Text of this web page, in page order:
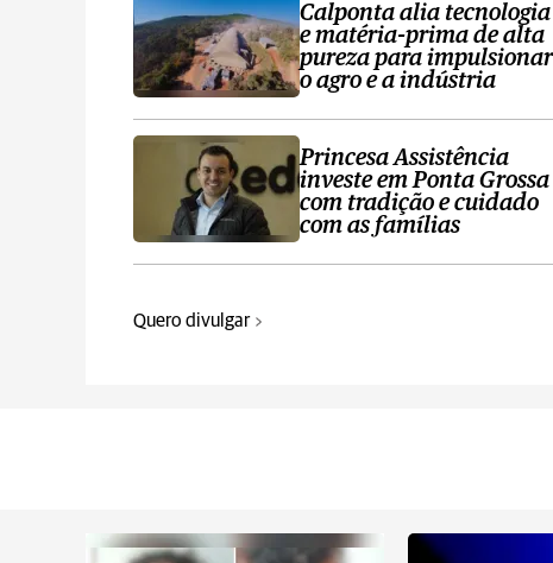
Calponta alia tecnologia
e matéria-prima de alta
pureza para impulsionar
o agro e a indústria
Princesa Assistência
investe em Ponta Grossa
com tradição e cuidado
com as famílias
Quero divulgar